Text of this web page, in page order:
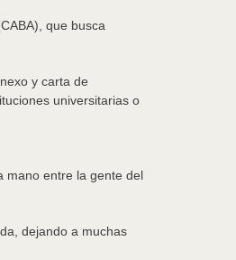
que busca
y carta de
universitarias o
mano entre la gente del
dejando a muchas